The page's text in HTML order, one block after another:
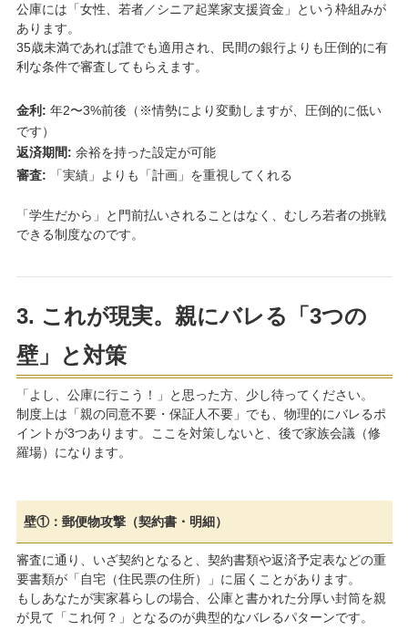
公庫には「女性、若者／シニア起業家支援資金」という枠組みが
あります。
35歳未満であれば誰でも適用され、民間の銀行よりも圧倒的に有
利な条件で審査してもらえます。
金利: 年2〜3%前後（※情勢により変動しますが、圧倒的に低い
です）
返済期間: 余裕を持った設定が可能
審査: 「実績」よりも「計画」を重視してくれる
「学生だから」と門前払いされることはなく、むしろ若者の挑戦
できる制度なのです。
3. これが現実。親にバレる「3つの
壁」と対策
「よし、公庫に行こう！」と思った方、少し待ってください。
制度上は「親の同意不要・保証人不要」でも、物理的にバレるポ
イントが3つあります。ここを対策しないと、後で家族会議（修
羅場）になります。
壁①：郵便物攻撃（契約書・明細）
審査に通り、いざ契約となると、契約書類や返済予定表などの重
要書類が「自宅（住民票の住所）」に届くことがあります。
もしあなたが実家暮らしの場合、公庫と書かれた分厚い封筒を親
が見て「これ何？」となるのが典型的なバレるパターンです。